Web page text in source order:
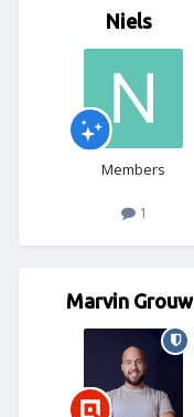
Niels
Members
1
Marvin Grouw